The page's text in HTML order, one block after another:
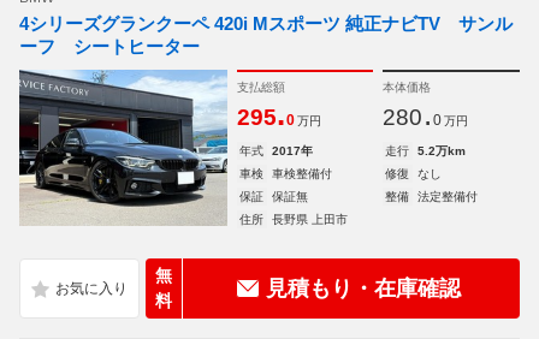
4シリーズグランクーペ 420i Mスポーツ 純正ナビTV サンル
ーフ シートヒーター
支払総額
295.0 万円
本体価格
280. 0 万円
年式 2017年 走行
5.2万km
車検
車検整備付 修復
なし
保証
保証無 整備
法定整備付
住所
長野県 上田市
無
料
見積もり・在庫確認